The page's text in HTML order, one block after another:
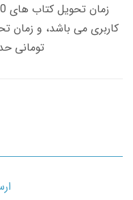
تومانی حداکثر 12 ساعت از